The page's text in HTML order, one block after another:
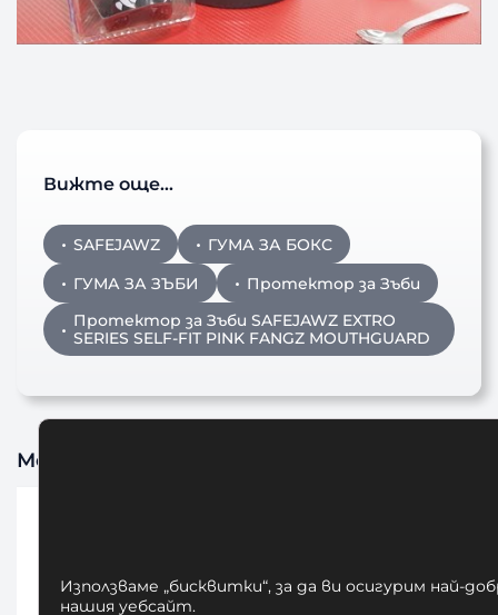
Вижте още…
SAFEJAWZ
ГУМА ЗА БОКС
ГУМА ЗА ЗЪБИ
Протектор за Зъби
Протектор за Зъби SAFEJAWZ EXTRO
SERIES SELF-FIT PINK FANGZ MOUTHGUARD
Може да харесате също
Използваме „бисквитки“, за да ви осигурим най-
нашия уебсайт.